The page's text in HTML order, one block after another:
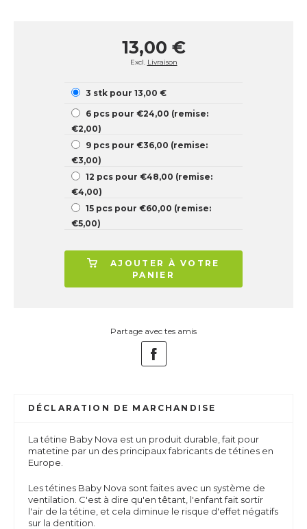
13,00 €
Excl. Livraison
3 stk pour 13,00 €
6 pcs pour €24,00 (remise:
€2,00)
9 pcs pour €36,00 (remise:
€3,00)
12 pcs pour €48,00 (remise:
€4,00)
15 pcs pour €60,00 (remise:
€5,00)
AJOUTER À VOTRE
PANIER
Partage avec tes amis
DÉCLARATION DE MARCHANDISE
La tétine Baby Nova est un produit durable, fait pour
matetine par un des principaux fabricants de tétines en
Europe.
Les tétines Baby Nova sont faites avec un système de
ventilation. C'est à dire qu'en têtant, l'enfant fait sortir
l'air de la tétine, et cela diminue le risque d'effet négatifs
sur la dentition.